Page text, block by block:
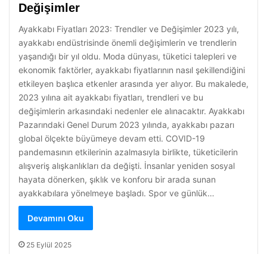
Değişimler
Ayakkabı Fiyatları 2023: Trendler ve Değişimler 2023 yılı,
ayakkabı endüstrisinde önemli değişimlerin ve trendlerin
yaşandığı bir yıl oldu. Moda dünyası, tüketici talepleri ve
ekonomik faktörler, ayakkabı fiyatlarının nasıl şekillendiğini
etkileyen başlıca etkenler arasında yer alıyor. Bu makalede,
2023 yılına ait ayakkabı fiyatları, trendleri ve bu
değişimlerin arkasındaki nedenler ele alınacaktır. Ayakkabı
Pazarındaki Genel Durum 2023 yılında, ayakkabı pazarı
global ölçekte büyümeye devam etti. COVID-19
pandemasının etkilerinin azalmasıyla birlikte, tüketicilerin
alışveriş alışkanlıkları da değişti. İnsanlar yeniden sosyal
hayata dönerken, şıklık ve konforu bir arada sunan
ayakkabılara yönelmeye başladı. Spor ve günlük…
Devamını Oku
25 Eylül 2025